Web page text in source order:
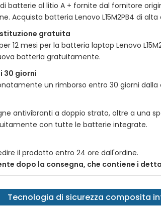
batterie al litio A + fornite dal fornitore
Acquista batteria Lenovo L15M2PB4 di alta
gratuita
12 mesi per la batteria laptop Lenovo
batteria gratuitamente.
30 giorni
un rimborso entro 30 giorni
antivibranti a doppio strato, oltre a una
con tutte le batterie integrate.
il prodotto entro 24 ore dall'ordine.
dopo la consegna, che contiene i
Tecnologia di sicurezza composita